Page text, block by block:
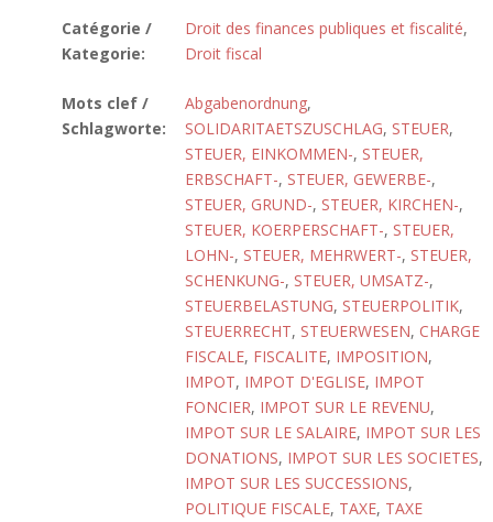
Catégorie /
Kategorie:
Droit des finances publiques et fiscalité,
Droit fiscal
Mots clef /
Schlagworte:
Abgabenordnung,
SOLIDARITAETSZUSCHLAG, STEUER,
STEUER, EINKOMMEN-, STEUER,
ERBSCHAFT-, STEUER, GEWERBE-,
STEUER, GRUND-, STEUER, KIRCHEN-,
STEUER, KOERPERSCHAFT-, STEUER,
LOHN-, STEUER, MEHRWERT-, STEUER,
SCHENKUNG-, STEUER, UMSATZ-,
STEUERBELASTUNG, STEUERPOLITIK,
STEUERRECHT, STEUERWESEN, CHARGE
FISCALE, FISCALITE, IMPOSITION,
IMPOT, IMPOT D'EGLISE, IMPOT
FONCIER, IMPOT SUR LE REVENU,
IMPOT SUR LE SALAIRE, IMPOT SUR LES
DONATIONS, IMPOT SUR LES SOCIETES,
IMPOT SUR LES SUCCESSIONS,
POLITIQUE FISCALE, TAXE, TAXE